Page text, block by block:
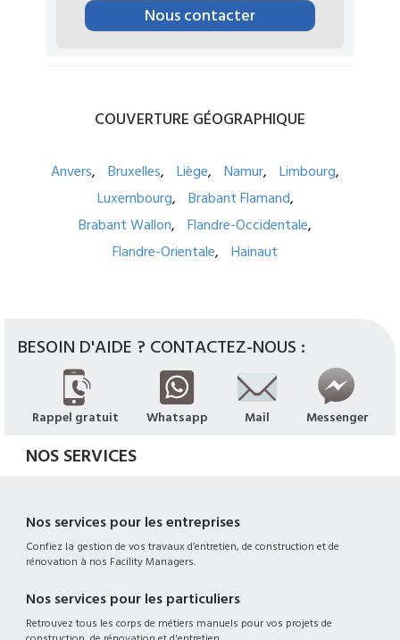
Nous contacter
COUVERTURE GÉOGRAPHIQUE
Anvers Bruxelles Liège Namur
Limbourg
Luxembourg
Brabant Flamand
Brabant Wallon
Flandre-Occidentale
Flandre-Orientale
Hainaut
BESOIN D'AIDE ? CONTACTEZ-NOUS :
Rappel gratuit Whatsapp Mail Messenger
NOS SERVICES
Nos services pour les entreprises
Confiez la gestion de vos travaux d’entretien, de construction et de
rénovation à nos Facility Managers.
Nos services pour les particuliers
Retrouvez tous les corps de métiers manuels pour vos projets de